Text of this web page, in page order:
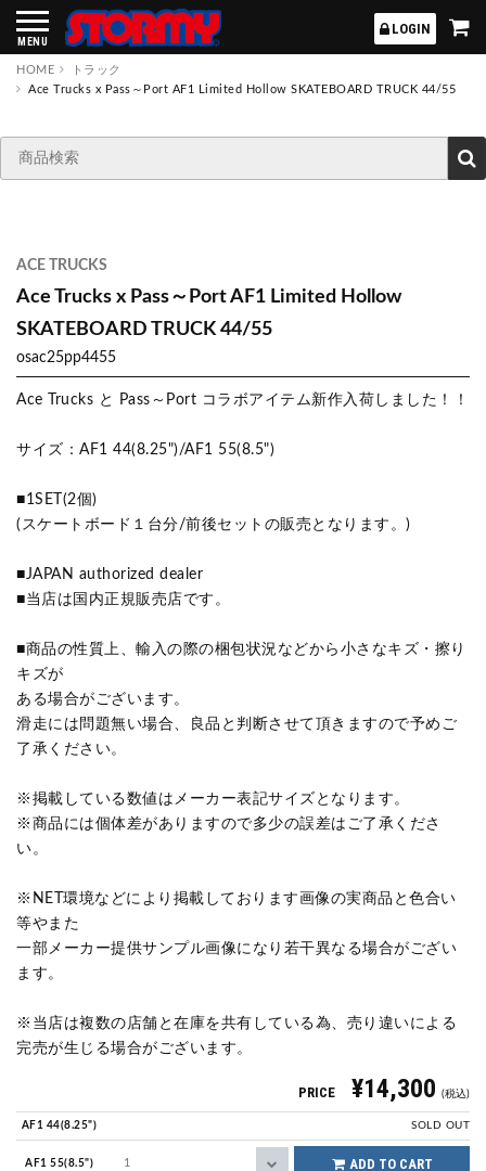
MENU
LOGIN
HOME
トラック
Ace Trucks x Pass～Port AF1 Limited Hollow SKATEBOARD TRUCK 44/55
ACE TRUCKS
Ace Trucks x Pass～Port AF1 Limited Hollow
SKATEBOARD TRUCK 44/55
osac25pp4455
Ace Trucks と Pass～Port コラボアイテム新作入荷しました！！
サイズ：AF1 44(8.25")/AF1 55(8.5")
■1SET(2個)
(スケートボード１台分/前後セットの販売となります。)
■JAPAN authorized dealer
■当店は国内正規販売店です。
■商品の性質上、輸入の際の梱包状況などから小さなキズ・擦り
キズが
ある場合がございます。
滑走には問題無い場合、良品と判断させて頂きますので予めご
了承ください。
※掲載している数値はメーカー表記サイズとなります。
※商品には個体差がありますので多少の誤差はご了承くださ
い。
※NET環境などにより掲載しております画像の実商品と色合い
等やまた
一部メーカー提供サンプル画像になり若干異なる場合がござい
ます。
※当店は複数の店舗と在庫を共有している為、売り違いによる
完売が生じる場合がございます。
PRICE ¥14,300 (税込)
AF1 44(8.25") SOLD OUT
AF1 55(8.5") ADD TO CART